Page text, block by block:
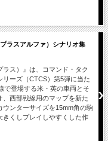
ラスアルファ）シナリオ集
ラス）』は、コマンド・タク
ーズ（CTCS）第5弾に当た
で登場する米・英の車両とそ
西部戦線用のマップを新た
ウンターサイズを15mm角の駒
きくしプレイしやすくした作